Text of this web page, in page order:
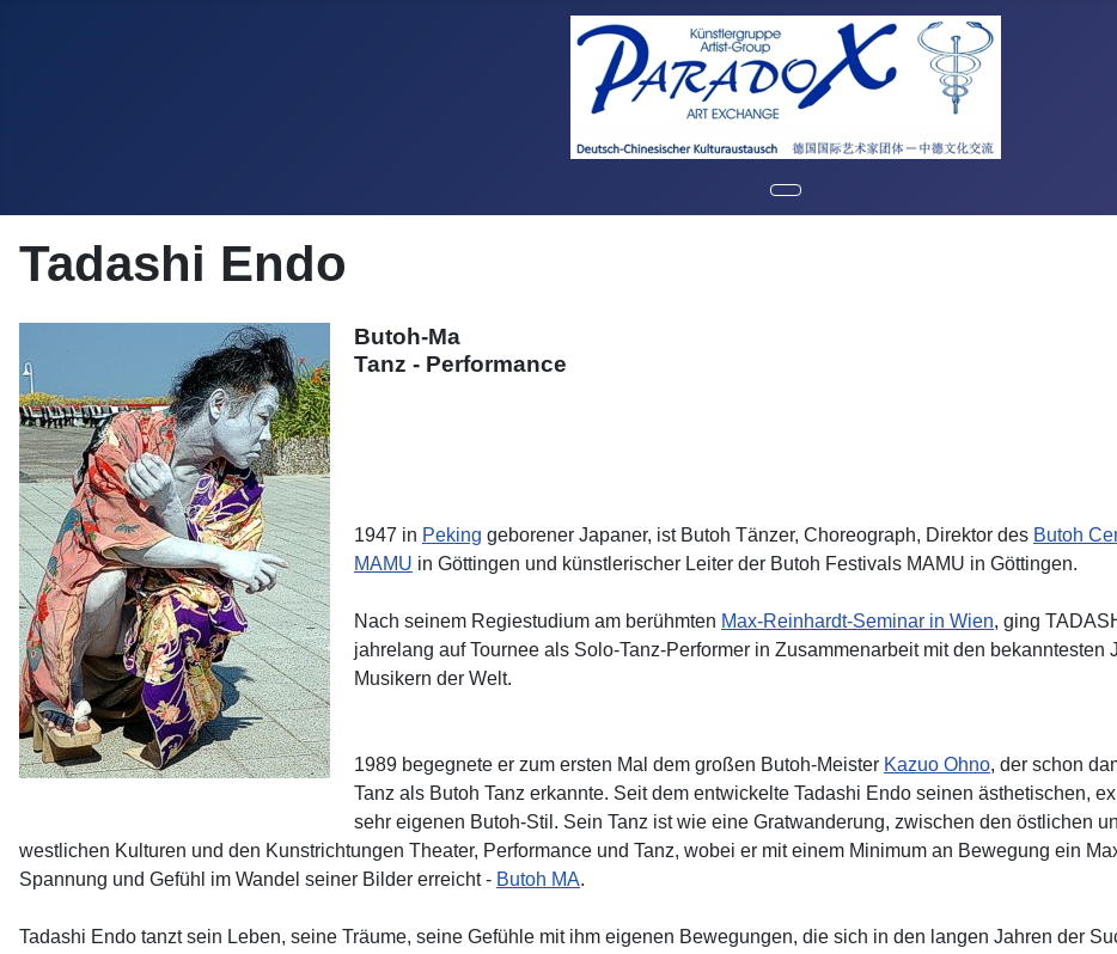
Tadashi Endo
Butoh-Ma
Tanz - Performance
1947 in Peking geborener Japaner, ist Butoh Tänzer, Choreograph, Direktor des Butoh
MAMU in Göttingen und künstlerischer Leiter der Butoh Festivals MAMU in Göttingen.
Nach seinem Regiestudium am berühmten Max-Reinhardt-Seminar in Wien, ging
jahrelang auf Tournee als Solo-Tanz-Performer in Zusammenarbeit mit den bekanntesten
Musikern der Welt.
1989 begegnete er zum ersten Mal dem großen Butoh-Meister Kazuo Ohno, der schon
Tanz als Butoh Tanz erkannte. Seit dem entwickelte Tadashi Endo seinen ästhetischen,
sehr eigenen Butoh-Stil. Sein Tanz ist wie eine Gratwanderung, zwischen den östlichen
westlichen Kulturen und den Kunstrichtungen Theater, Performance und Tanz, wobei er mit einem Minimum an Bewegung ein
Spannung und Gefühl im Wandel seiner Bilder erreicht - Butoh MA.
Tadashi Endo tanzt sein Leben, seine Träume, seine Gefühle mit ihm eigenen Bewegungen, die sich in den langen Jahren der